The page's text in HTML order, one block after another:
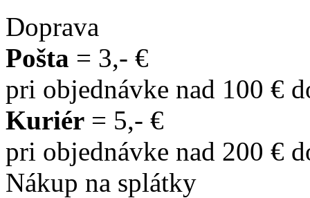
Doprava
Pošta = 3,- €
pri objednávke nad 100 €
Kuriér = 5,- €
pri objednávke nad 200 €
Nákup na splátky